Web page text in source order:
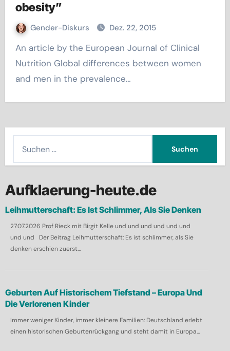
obesity”
Gender-Diskurs Dez. 22, 2015
An article by the European Journal of Clinical
Nutrition Global differences between women
and men in the prevalence…
h
n
n
a
Aufklaerung-heute.de
Leihmutterschaft: Es Ist Schlimmer, Als Sie Denken
27.07.2026 Prof Rieck mit Birgit Kelle und und und und und und
und und Der Beitrag Leihmutterschaft: Es ist schlimmer, als Sie
denken erschien zuerst...
Geburten Auf Historischem Tiefstand – Europa Und
Die Verlorenen Kinder
Immer weniger Kinder, immer kleinere Familien: Deutschland erlebt
einen historischen Geburtenrückgang und steht damit in Europa...